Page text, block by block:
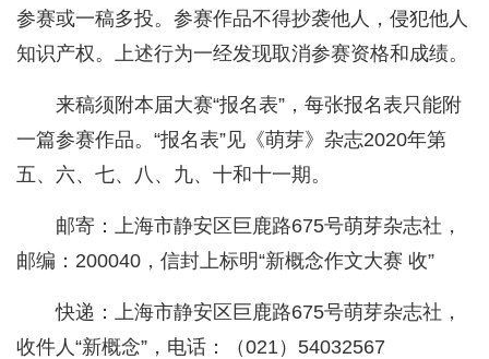
参赛或一稿多投。参赛作品不得抄袭他人，侵犯他人
知识产权。上述行为一经发现取消参赛资格和成绩。
来稿须附本届大赛“报名表”，每张报名表只能附
一篇参赛作品。“报名表”见《萌芽》杂志2020年第
五、六、七、八、九、十和十一期。
邮寄：上海市静安区巨鹿路675号萌芽杂志社，
邮编：200040，信封上标明“新概念作文大赛 收”
快递：上海市静安区巨鹿路675号萌芽杂志社，
收件人“新概念”，电话：（021）54032567